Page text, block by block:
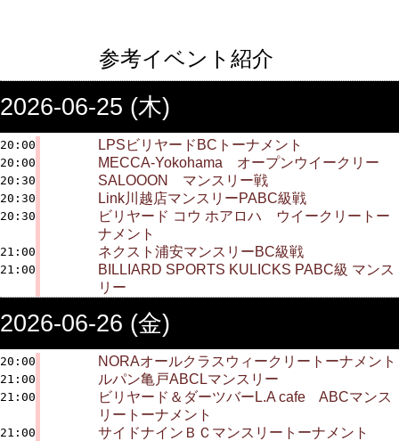
参考イベント紹介
2026-06-25 (木)
20:00 LPSビリヤードBCトーナメント
20:00 MECCA-Yokohama オープンウイークリー
20:30 SALOOON マンスリー戦
20:30 Link川越店マンスリーPABC級戦
20:30
ビリヤード コウ ホアロハ ウイークリートー
ナメント
21:00 ネクスト浦安マンスリーBC級戦
21:00
BILLIARD SPORTS KULICKS PABC級 マンス
リー
2026-06-26 (金)
20:00 NORAオールクラスウィークリートーナメント
21:00 ルパン亀戸ABCLマンスリー
21:00
ビリヤード＆ダーツバーL.A cafe ABCマンス
リートーナメント
21:00 サイドナインＢＣマンスリートーナメント